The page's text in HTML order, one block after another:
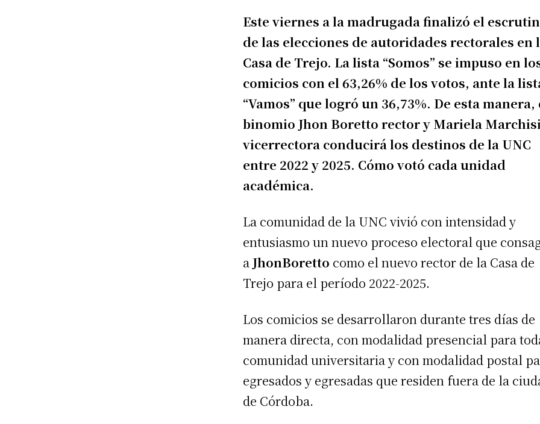
Este viernes a la madrugada finalizó el
de las elecciones de autoridades rectorales en
Casa de Trejo. La lista “Somos” se impuso en
comicios con el 63,26% de los votos, ante la
“Vamos” que logró un 36,73%. De esta manera,
binomio Jhon Boretto rector y Mariela
vicerrectora conducirá los destinos de la UNC
entre 2022 y 2025. Cómo votó cada unidad
académica.
La comunidad de la UNC vivió con intensidad y
entusiasmo un nuevo proceso electoral que
aJhonBoretto como el nuevo rector de la Casa de
Trejo para el período 2022-2025.
Los comicios se desarrollaron durante tres días de
manera directa, con modalidad presencial para
comunidad universitaria y con modalidad postal
egresados y egresadas que residen fuera de la
de Córdoba.